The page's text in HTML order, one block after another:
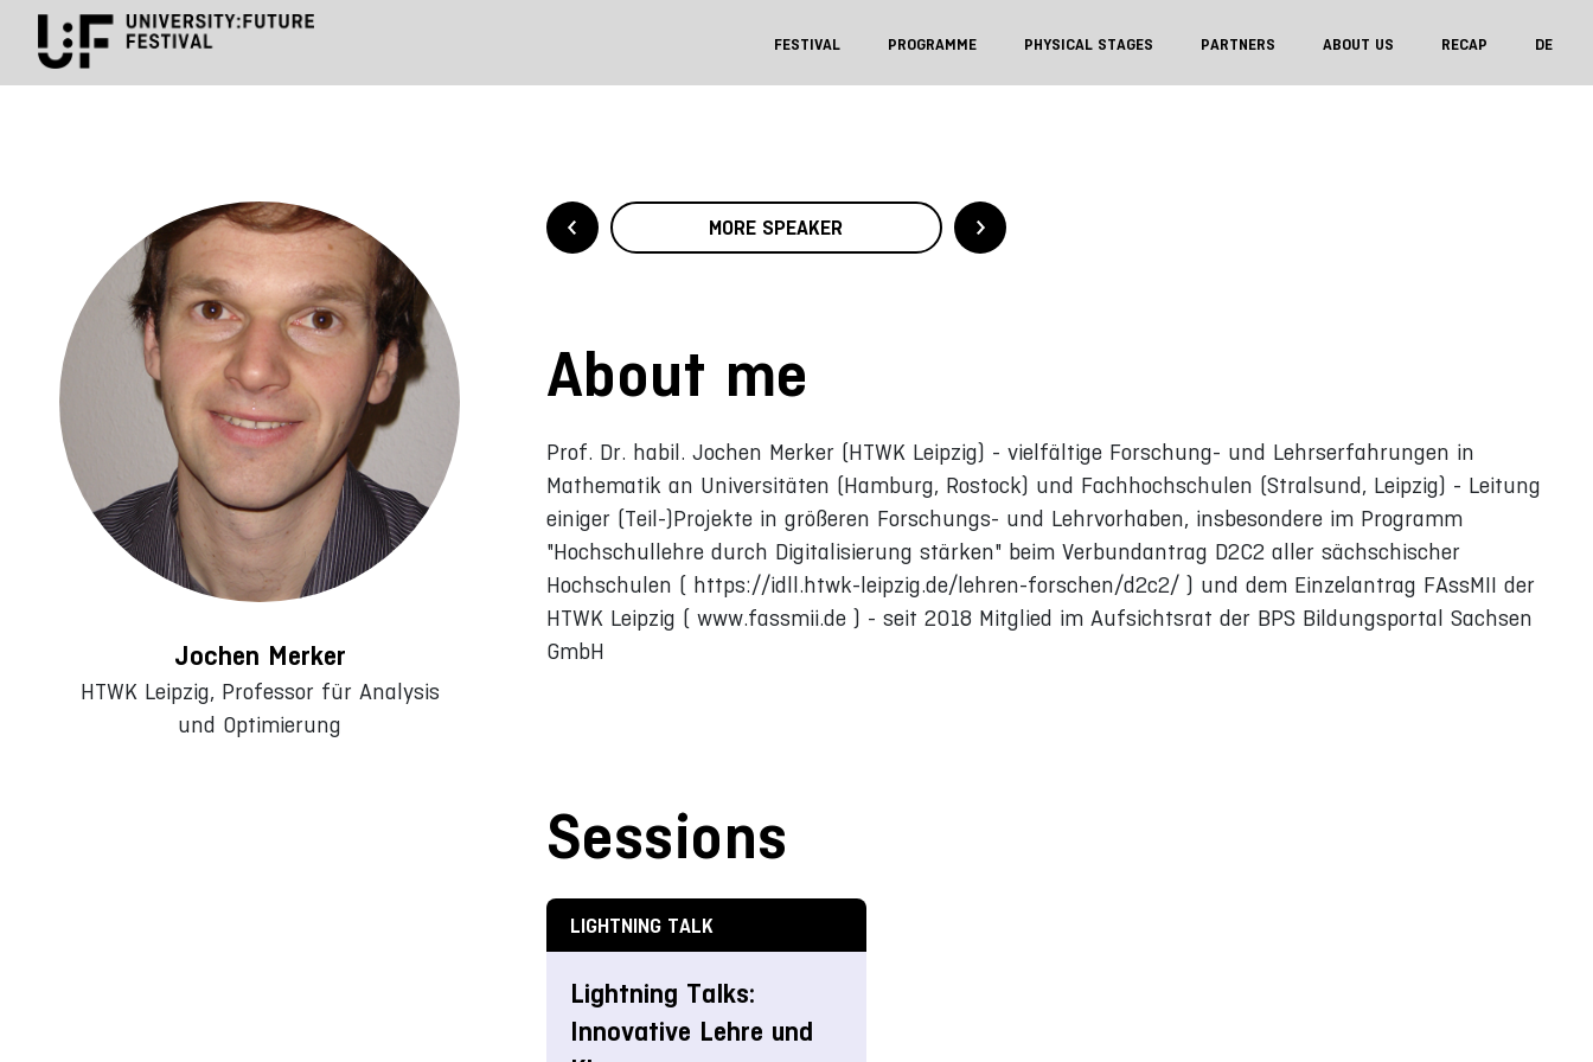
FESTIVAL PROGRAMME PHYSICAL STAGES PARTNERS ABOUT US RECAP DE
Jochen Merker
HTWK Leipzig, Professor für Analysis
und Optimierung
MORE SPEAKER
About me
Prof. Dr. habil. Jochen Merker (HTWK Leipzig) - vielfältige Forschung- und Lehrserfahrungen in
Mathematik an Universitäten (Hamburg, Rostock) und Fachhochschulen (Stralsund, Leipzig) - Leitung
einiger (Teil-)Projekte in größeren Forschungs- und Lehrvorhaben, insbesondere im Programm
"Hochschullehre durch Digitalisierung stärken" beim Verbundantrag D2C2 aller sächschischer
Hochschulen ( https://idll.htwk-leipzig.de/lehren-forschen/d2c2/ ) und dem Einzelantrag FAssMII der
HTWK Leipzig ( www.fassmii.de ) - seit 2018 Mitglied im Aufsichtsrat der BPS Bildungsportal Sachsen
GmbH
Sessions
LIGHTNING TALK
Lightning Talks:
Innovative Lehre und